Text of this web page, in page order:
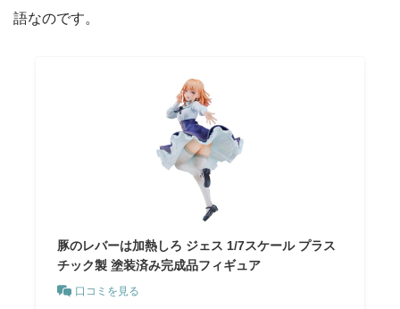
語なのです。
豚のレバーは加熱しろ ジェス 1/7スケール プラス
チック製 塗装済み完成品フィギュア
口コミを見る